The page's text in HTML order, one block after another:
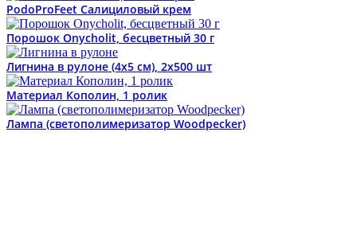
PodoProFeet Салициловый крем
Порошок Onycholit, бесцветный 30 г
Лигнина в рулоне (4х5 см), 2х500 шт
Материал Кополин, 1 ролик
Лампа (светополимеризатор Woodpecker)